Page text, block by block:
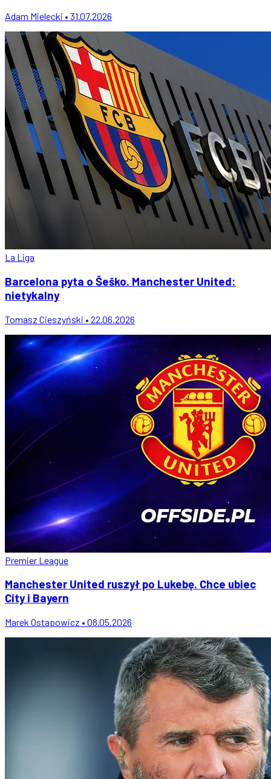
Adam Mielecki • 31.07.2026
La Liga
Barcelona pyta o Šeško. Manchester United:
nietykalny
Tomasz Cieszyński • 22.06.2026
Premier League
Manchester United ruszył po Lukebę. Chce ubiec
City i Bayern
Marek Ostapowicz • 08.05.2026